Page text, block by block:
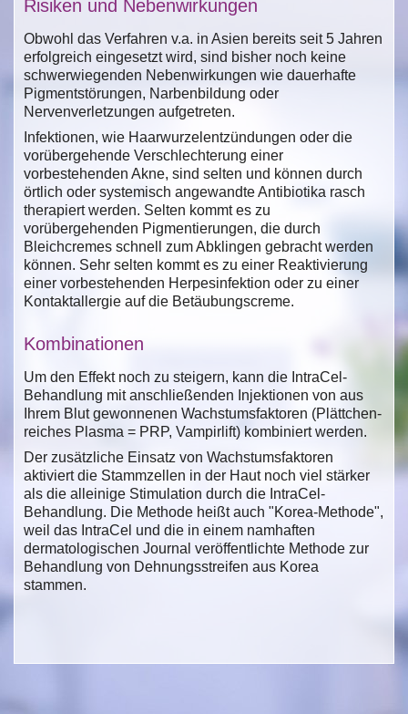
Risiken und Nebenwirkungen
Obwohl das Verfahren v.a. in Asien bereits seit 5 Jahren
erfolgreich eingesetzt wird, sind bisher noch keine
schwerwiegenden Nebenwirkungen wie dauerhafte
Pigmentstörungen, Narbenbildung oder
Nervenverletzungen aufgetreten.
Infektionen, wie Haarwurzelentzündungen oder die
vorübergehende Verschlechterung einer
vorbestehenden Akne, sind selten und können durch
örtlich oder systemisch angewandte Antibiotika rasch
therapiert werden. Selten kommt es zu
vorübergehenden Pigmentierungen, die durch
Bleichcremes schnell zum Abklingen gebracht werden
können. Sehr selten kommt es zu einer Reaktivierung
einer vorbestehenden Herpesinfektion oder zu einer
Kontaktallergie auf die Betäubungscreme.
Kombinationen
Um den Effekt noch zu steigern, kann die IntraCel-
Behandlung mit anschließenden Injektionen von aus
Ihrem Blut gewonnenen Wachstumsfaktoren (Plättchen-
reiches Plasma = PRP, Vampirlift) kombiniert werden.
Der zusätzliche Einsatz von Wachstumsfaktoren
aktiviert die Stammzellen in der Haut noch viel stärker
als die alleinige Stimulation durch die IntraCel-
Behandlung. Die Methode heißt auch "Korea-Methode",
weil das IntraCel und die in einem namhaften
dermatologischen Journal veröffentlichte Methode zur
Behandlung von Dehnungsstreifen aus Korea
stammen.